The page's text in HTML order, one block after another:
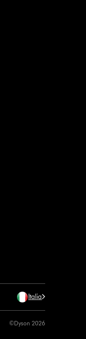
Italia
©Dyson 2026